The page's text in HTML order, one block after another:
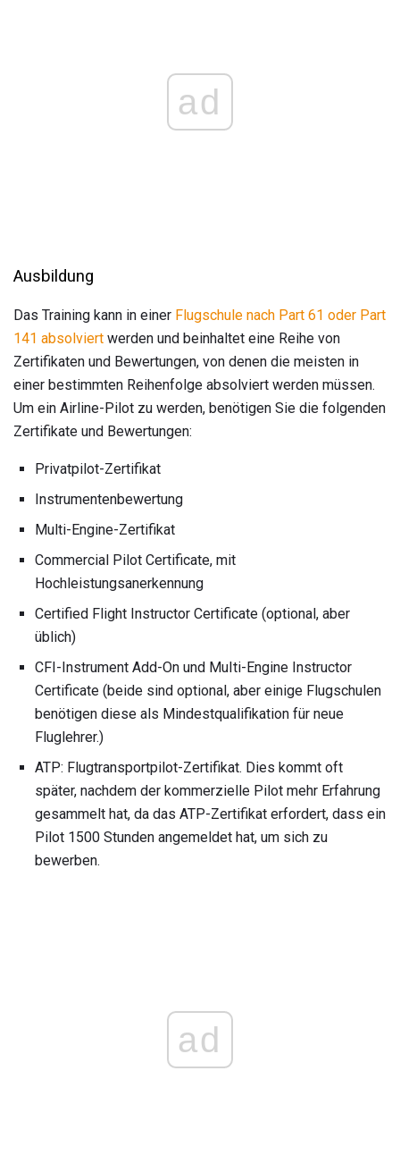
ad
Ausbildung
Das Training kann in einer Flugschule nach Part 61 oder Part
141 absolviert werden und beinhaltet eine Reihe von
Zertifikaten und Bewertungen, von denen die meisten in
einer bestimmten Reihenfolge absolviert werden müssen.
Um ein Airline-Pilot zu werden, benötigen Sie die folgenden
Zertifikate und Bewertungen:
Privatpilot-Zertifikat
Instrumentenbewertung
Multi-Engine-Zertifikat
Commercial Pilot Certificate, mit
Hochleistungsanerkennung
Certified Flight Instructor Certificate (optional, aber
üblich)
CFI-Instrument Add-On und MuIti-Engine Instructor
Certificate (beide sind optional, aber einige Flugschulen
benötigen diese als Mindestqualifikation für neue
Fluglehrer.)
ATP: Flugtransportpilot-Zertifikat. Dies kommt oft
später, nachdem der kommerzielle Pilot mehr Erfahrung
gesammelt hat, da das ATP-Zertifikat erfordert, dass ein
Pilot 1500 Stunden angemeldet hat, um sich zu
bewerben.
ad